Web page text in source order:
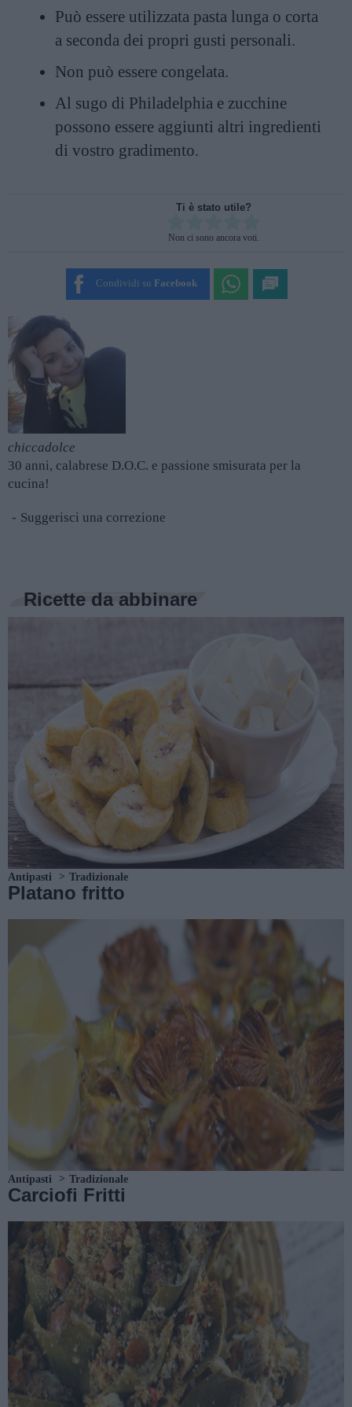
Può essere utilizzata pasta lunga o corta
a seconda dei propri gusti personali.
Non può essere congelata.
Al sugo di Philadelphia e zucchine
possono essere aggiunti altri ingredienti
di vostro gradimento.
Ti è stato utile?
SUBMIT RATING
Non ci sono ancora voti.
Condividi su Facebook
chiccadolce
30 anni, calabrese D.O.C. e passione smisurata per la
cucina!
Suggerisci una correzione
Ricette da abbinare
Antipasti Tradizionale
Platano fritto
Antipasti Tradizionale
Carciofi Fritti